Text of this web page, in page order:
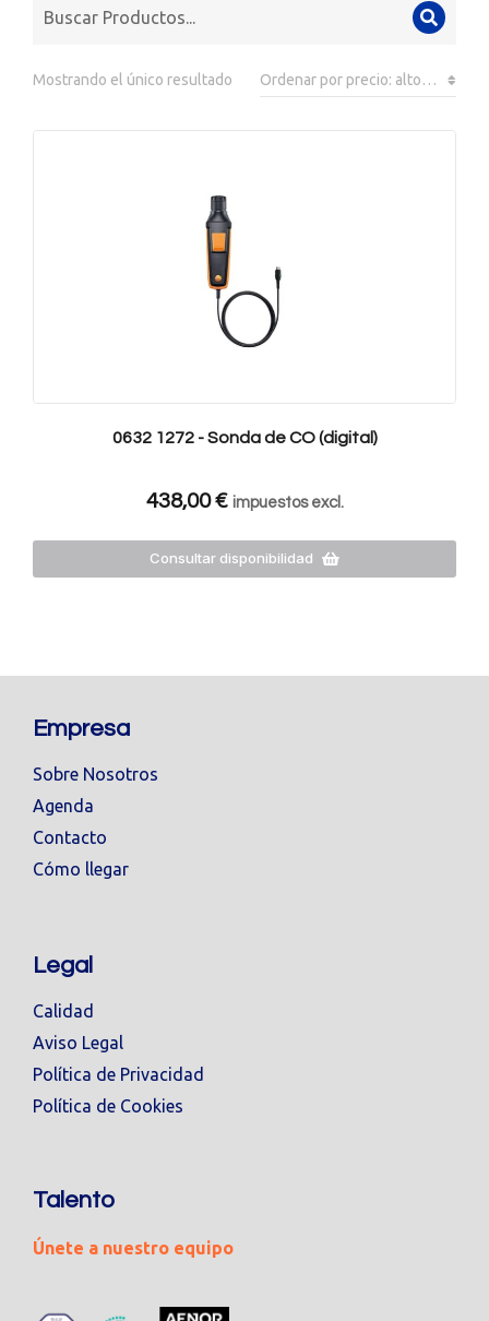
Mostrando el único resultado
0632 1272 - Sonda de CO (digital)
438,00€ impuestos excl.
Consultar disponibilidad
Empresa
Sobre Nosotros
Agenda
Contacto
Cómo llegar
Legal
Calidad
Aviso Legal
Política de Privacidad
Política de Cookies
Talento
Únete a nuestro equipo